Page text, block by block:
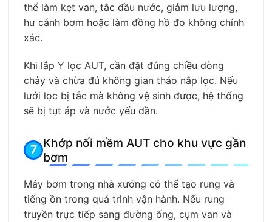
thể làm kẹt van, tắc đầu nước, giảm lưu lượng,
hư cánh bơm hoặc làm đồng hồ đo không chính
xác.
Khi lắp Y lọc AUT, cần đặt đúng chiều dòng
chảy và chừa đủ không gian tháo nắp lọc. Nếu
lưới lọc bị tắc mà không vệ sinh được, hệ thống
sẽ bị tụt áp và nước yếu dần.
Khớp nối mềm AUT cho khu vực gần
bơm
Máy bơm trong nhà xưởng có thể tạo rung và
tiếng ồn trong quá trình vận hành. Nếu rung
truyền trực tiếp sang đường ống, cụm van và